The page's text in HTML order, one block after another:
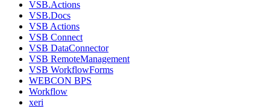
VSB.Actions
VSB.Docs
VSB Actions
VSB Connect
VSB DataConnector
VSB RemoteManagement
VSB WorkflowForms
WEBCON BPS
Workflow
xeri